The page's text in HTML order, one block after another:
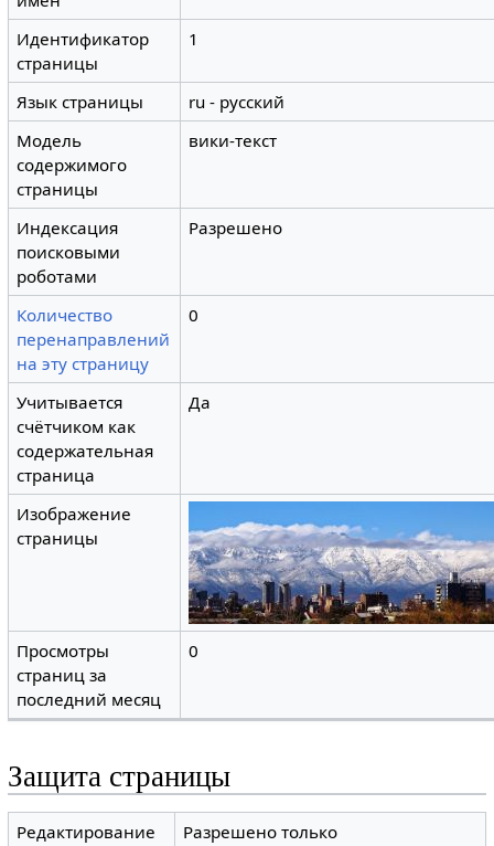
Идентификатор
страницы
1
Язык страницы
ru - русский
Модель
содержимого
страницы
вики-текст
Индексация
поисковыми
роботами
Разрешено
Количество
перенаправлений
на эту страницу
0
Учитывается
счётчиком как
содержательная
страница
Да
Изображение
страницы
Просмотры
страниц за
последний месяц
0
Защита страницы
Редактирование
Разрешено только